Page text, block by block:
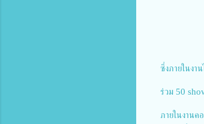
ซึ่งภายในงา
ร่วม 50
ภายในงานค